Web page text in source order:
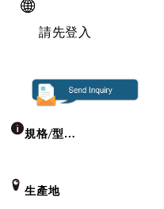
請先登入
規格/型號
生產地